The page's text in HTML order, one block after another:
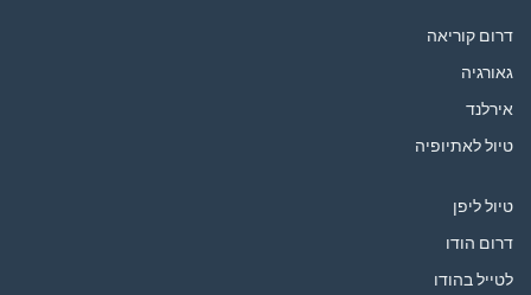
דרום קוריאה
גאורגיה
אירלנד
טיול לאתיופיה
טיול ליפן
דרום הודו
לטייל בהודו